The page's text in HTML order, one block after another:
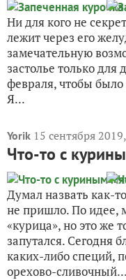
Ни для кого не
лежит через его
замечательную
застолье только для
февраля, чтобы
Я...
Yorik 15 сентября
Что-то с
Думал назвать как-
не пришло. По идее,
«курица», но это же
запутался. Сегодня
каких-либо специй,
орехово-сливочный...